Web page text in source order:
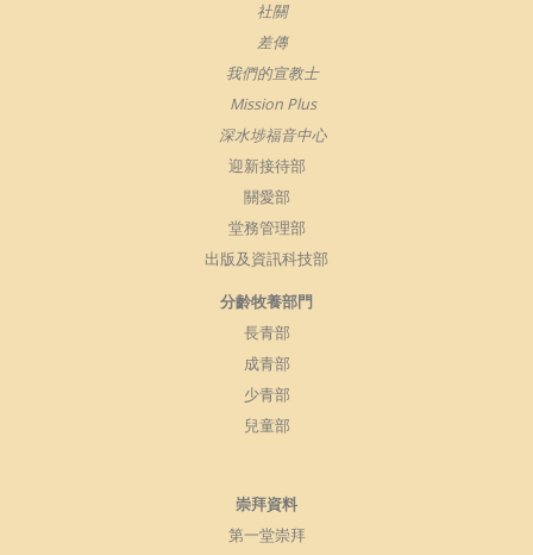
社關
差傳
我們的宣教士
Mission Plus
深水埗福音中心
迎新接待部
關愛部
堂務管理部
出版及資訊科技部
分齡牧養部門
長青部
成青部
少青部
兒童部
崇拜資料
第一堂崇拜